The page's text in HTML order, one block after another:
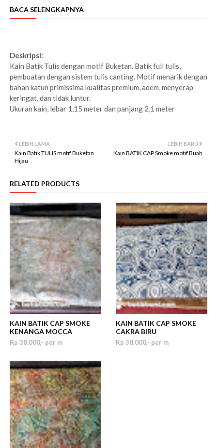
BACA SELENGKAPNYA
Deskripsi:
Kain Batik Tulis dengan motif Buketan. Batik full tulis,
pembuatan dengan sistem tulis canting. Motif menarik dengan
bahan katun primissima kualitas premium, adem, menyerap
keringat, dan tidak luntur.
Ukuran kain, lebar 1,15 meter dan panjang 2,1 meter
LEBIH BARU
Kain BATIK CAP Smoke motif Buah
LEBIH LAMA
Kain Batik TULIS motif Buketan
Hijau
RELATED PRODUCTS
KAIN BATIK CAP SMOKE
KENANGA MOCCA
Rp 38.000,- per m
KAIN BATIK CAP SMOKE
CAKRA BIRU
Rp 38.000,- per m